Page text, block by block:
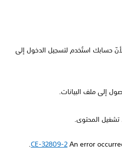
حسابك استُخدم لتسجيل الدخول إلى
إلى ملف البيانات.
تشغيل المحتوى.
CE-32809-2 An error